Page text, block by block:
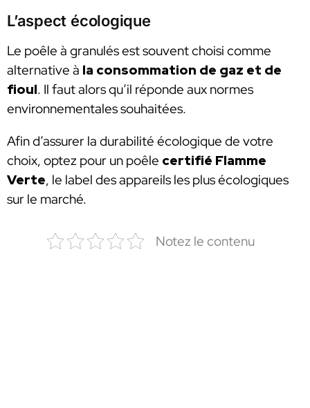
L’aspect écologique
Le poêle à granulés est souvent choisi comme
alternative à la consommation de gaz et de
fioul. Il faut alors qu’il réponde aux normes
environnementales souhaitées.
Afin d’assurer la durabilité écologique de votre
choix, optez pour un poêle certifié Flamme
Verte, le label des appareils les plus écologiques
sur le marché.
Notez le contenu